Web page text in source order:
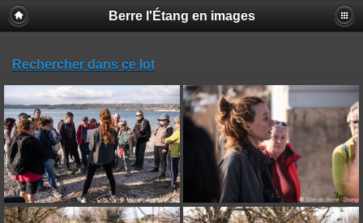
Berre l'Étang en images
Rechercher dans ce lot